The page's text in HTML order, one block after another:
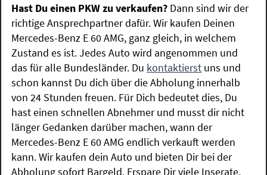
Hast Du einen PKW zu verkaufen? Dann sind wir der
richtige Ansprechpartner dafür. Wir kaufen Deinen
Mercedes-Benz E 60 AMG, ganz gleich, in welchem
Zustand es ist. Jedes Auto wird angenommen und
das für alle Bundesländer. Du kontaktierst uns und
schon kannst Du dich über die Abholung innerhalb
von 24 Stunden freuen. Für Dich bedeutet dies, Du
hast einen schnellen Abnehmer und musst dir nicht
länger Gedanken darüber machen, wann der
Mercedes-Benz E 60 AMG endlich verkauft werden
kann. Wir kaufen dein Auto und bieten Dir bei der
Abholung sofort Bargeld. Erspare Dir viele Inserate,